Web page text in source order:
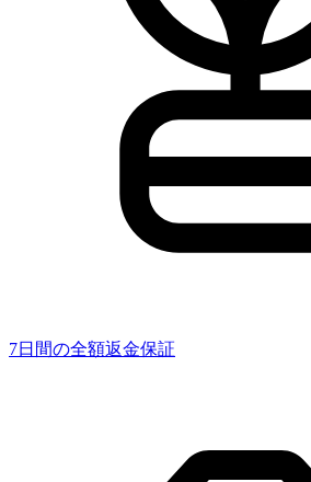
7日間の全額返金保証